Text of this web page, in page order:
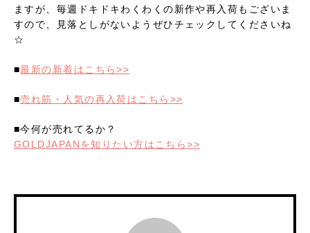
ますが、毎週ドキドキわくわくの新作や再入荷もございま
すので、見落としがないようぜひチェックしてくださいね
☆
■最新の新着はこちら>>
■売れ筋・人気の再入荷はこちら>>
■今何が売れてるか？
GOLDJAPANを知りたい方はこちら>>